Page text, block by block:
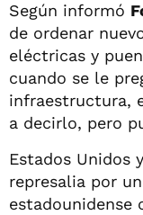
Según informó
de ordenar
eléctricas y
cuando se le
infraestructura,
a decirlo, pero
Estados Unidos
represalia por
estadounidense